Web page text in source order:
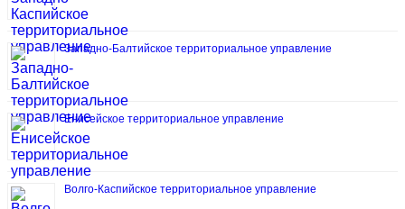
Западно-Балтийское территориальное управление
Енисейское территориальное управление
Волго-Каспийское территориальное управление